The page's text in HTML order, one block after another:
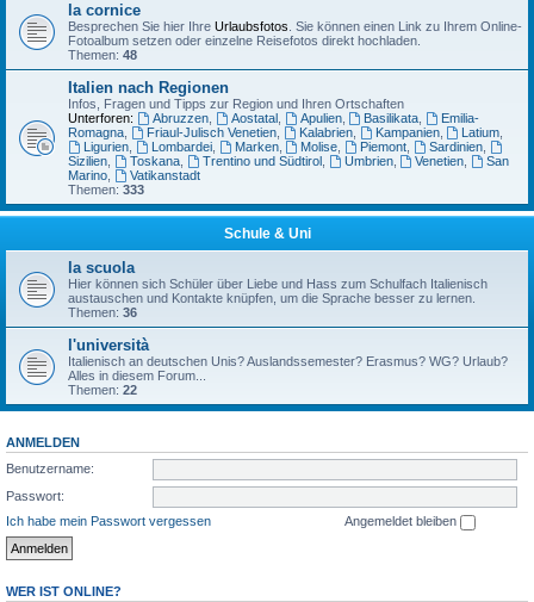
la cornice
Besprechen Sie hier Ihre Urlaubsfotos . Sie können einen Link zu Ihrem Online-
Fotoalbum setzen oder einzelne Reisefotos direkt hochladen.
Themen: 48
Italien nach Regionen
Infos, Fragen und Tipps zur Region und Ihren Ortschaften
Unterforen:
Abruzzen, Aostatal, Apulien, Basilikata
Emilia-
Romagna
Friaul-Julisch Venetien, Kalabrien, Kampanien, Latium
Ligurien, Lombardei, Marken, Molise Piemont Sardinien
Sizilien
Toskana, Trentino und Südtirol, Umbrien, Venetien
San
Marino
Vatikanstadt
Themen: 333
Schule & Uni
la scuola
Hier können sich Schüler über Liebe und Hass zum Schulfach Italienisch
austauschen und Kontakte knüpfen, um die Sprache besser zu lernen.
Themen: 36
l'università
Italienisch an deutschen Unis? Auslandssemester? Erasmus? WG? Urlaub?
Alles in diesem Forum...
Themen: 22
ANMELDEN
Benutzername:
Passwort:
Ich habe mein Passwort vergessen
Angemeldet bleiben
WER IST ONLINE?